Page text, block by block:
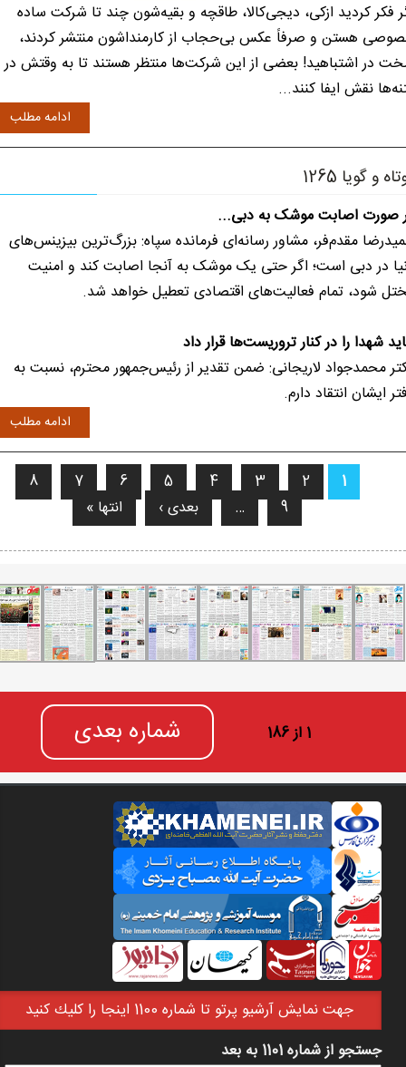
فکر کردید ازکی، دیجی‌کالا، طاقچه و بقیه‌شون چند تا شرکت ساده
هستن و صرفاً عکس بی‌حجاب از کارمنداشون منتشر کردند،
در اشتباهید! بعضی از این شرکت‌ها منتظر هستند تا به وقتش در
نقش ایفا کنند...
ادامه مطلب
و گویا 1265
صورت اصابت موشک به دبی...
مقدم‌فر، مشاور رسانه‌ای فرمانده سپاه: بزرگ‌ترین بیزینس‌های
در دبی است؛ اگر حتی یک موشک به آنجا اصابت کند و امنیت
شود، تمام فعالیت‌های اقتصادی تعطیل خواهد شد.
شهدا را در کنار تروریست‌ها قرار داد
محمدجواد لاریجانی: ضمن تقدیر از رئیس‌جمهور محترم، نسبت به
ایشان انتقاد دارم.
ادامه مطلب
1
2
3
4
5
6
7
8
9
… بعدی › انتها »
1 از 186 شماره بعدی
جهت نمايش آرشيو پرتو تا شماره 1100 اينجا را كليك كنيد
جستجو از شماره 1101 به بعد